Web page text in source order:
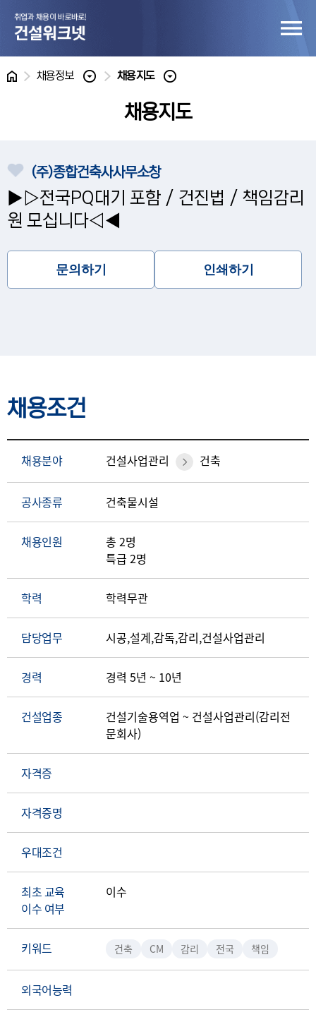
홈 채용정보 채용지도
채용지도
(주)종합건축사사무소창
▶▷전국PQ대기 포함 / 건진법 / 책임감리
원 모십니다◁◀
문의하기 인쇄하기
채용조건
채용분야 건설사업관리 건축
공사종류 건축물시설
채용인원
총 2명
특급 2명
학력 학력무관
담당업무 시공,설계,감독,감리,건설사업관리
경력 경력 5년 ~ 10년
건설업종
건설기술용역업 ~ 건설사업관리(감리전
문회사)
자격증
자격증명
우대조건
최초 교육
이수 여부
이수
키워드 건축 CM 감리 전국 책임
외국어능력